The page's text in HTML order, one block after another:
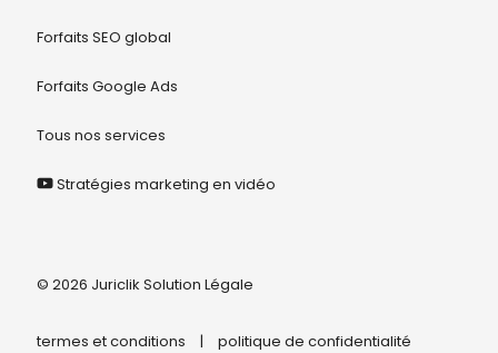
Forfaits SEO global
Forfaits Google Ads
Tous nos services
Stratégies marketing en vidéo
© 2026 Juriclik Solution Légale
termes et conditions | politique de confidentialité